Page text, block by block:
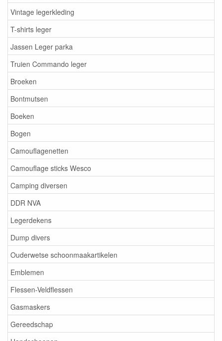
Vintage legerkleding
T-shirts leger
Jassen Leger parka
Truien Commando leger
Broeken
Bontmutsen
Boeken
Bogen
Camouflagenetten
Camouflage sticks Wesco
Camping diversen
DDR NVA
Legerdekens
Dump divers
Ouderwetse schoonmaakartikelen
Emblemen
Flessen-Veldflessen
Gasmaskers
Gereedschap